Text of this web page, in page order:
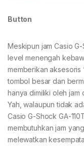
Button
Meskipun jam Casio
level menengah
memberikan aksesoris
tombol besar dan
hanya dimiliki oleh jam
Yah, walaupun tidak
Casio G-Shock GA-
membutuhkan jam
melewatkan